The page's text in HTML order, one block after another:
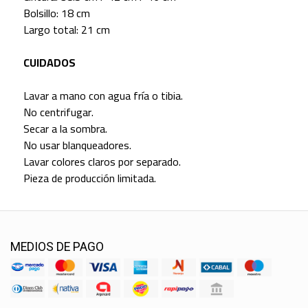
Bolsillo: 18 cm
Largo total: 21 cm
CUIDADOS
Lavar a mano con agua fría o tibia.
No centrifugar.
Secar a la sombra.
No usar blanqueadores.
Lavar colores claros por separado.
Pieza de producción limitada.
MEDIOS DE PAGO